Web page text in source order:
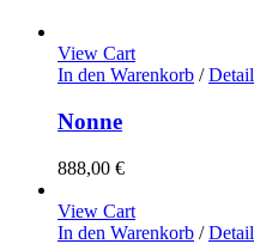
View Cart
In den Warenkorb /
Nonne
888,00 €
View Cart
In den Warenkorb /